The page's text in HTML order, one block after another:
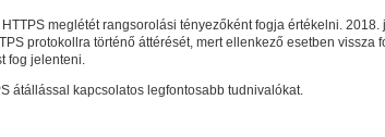
HTTPS meglétét rangsorolási tényezőként fogja értékelni.
protokollra történő áttérését, mert ellenkező esetben
fog jelenteni.
átállással kapcsolatos legfontosabb tudnivalókat.